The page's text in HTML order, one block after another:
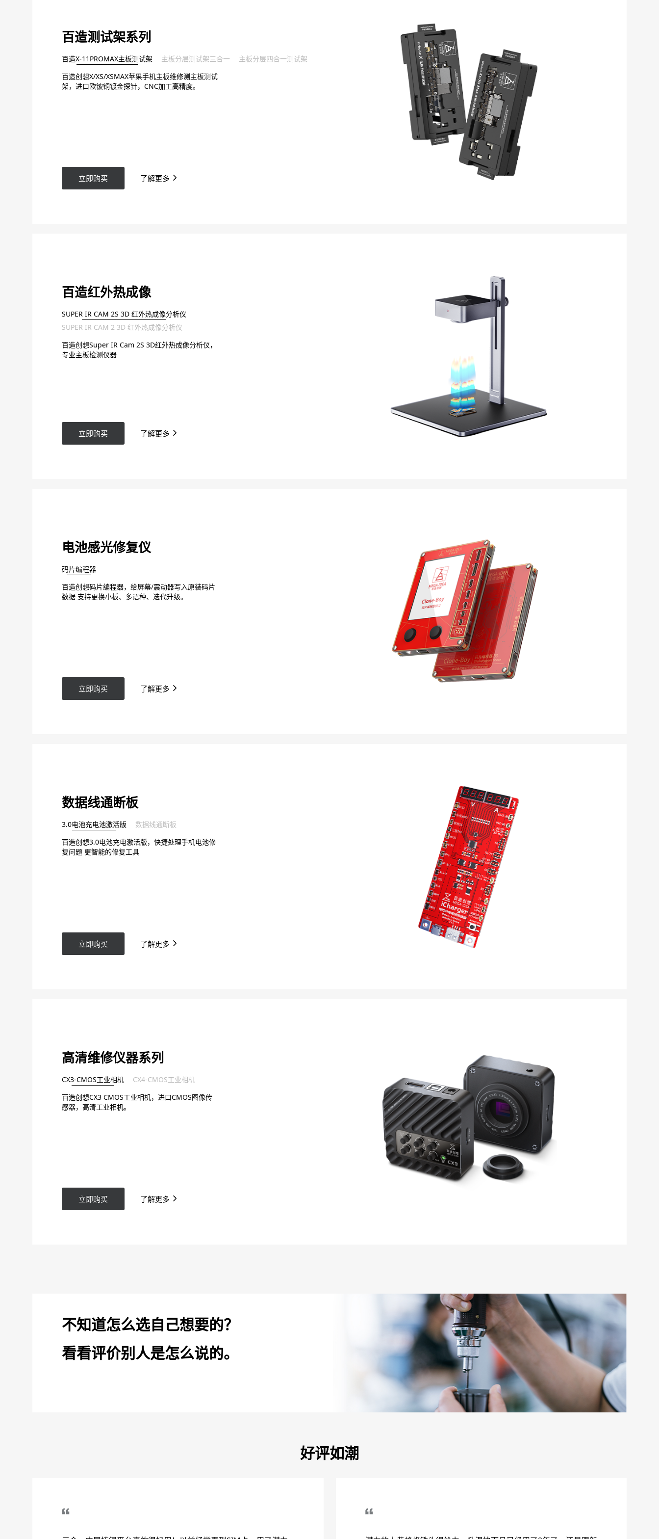
百造测试架系列
百造X-11PROMAX主板测试架 主板分层测试架三合一
主板分层四合一测试架
百造创想X/XS/XSMAX苹果手机主板维修测主板测试
架，进口欧铍铜镀金探针，CNC加工高精度。
立即购买 了解更多
百造红外热成像
SUPER IR CAM 2S 3D 红外热成像分析仪
SUPER IR CAM 2 3D 红外热成像分析仪
百造创想Super IR Cam 2S 3D红外热成像分析仪，
专业主板检测仪器
立即购买 了解更多
电池感光修复仪
码片编程器
百造创想码片编程器，给屏幕/震动器写入原装码片
数据 支持更换小板、多语种、迭代升级。
立即购买 了解更多
数据线通断板
3.0电池充电池激活版
数据线通断板
百造创想3.0电池充电激活版，快捷处理手机电池修
复问题 更智能的修复工具
立即购买 了解更多
高清维修仪器系列
CX3-CMOS工业相机
CX4-CMOS工业相机
百造创想CX3 CMOS工业相机，进口CMOS图像传
感器，高清工业相机。
立即购买 了解更多
不知道怎么选自己想要的？
看看评价别人是怎么说的。
好评如潮